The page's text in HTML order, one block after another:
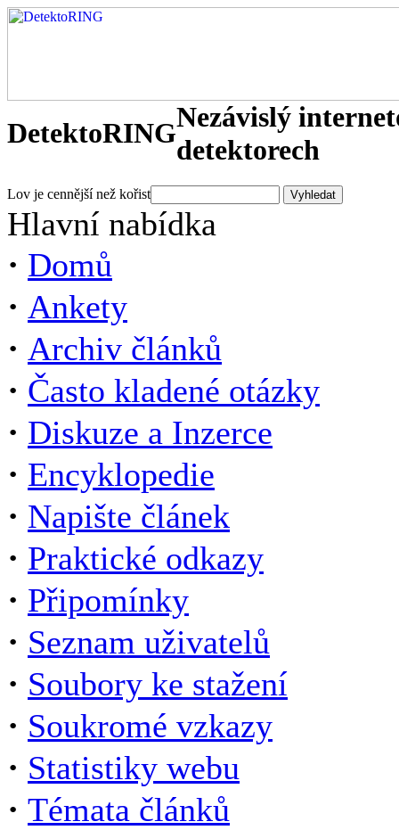
DetektoRINGNezávislý
detektorech
Lov je cennější než kořist
Hlavní nabídka
· Domů
· Ankety
· Archiv článků
· Často kladené otázky
· Diskuze a Inzerce
· Encyklopedie
· Napište článek
· Praktické odkazy
· Připomínky
· Seznam uživatelů
· Soubory ke stažení
· Soukromé vzkazy
· Statistiky webu
· Témata článků